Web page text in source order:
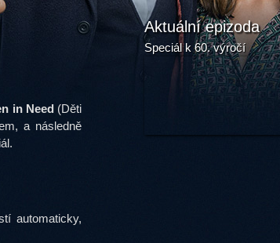
in Need(Děti
a následně
automaticky,
Aktuální epizoda
Speciál k 60. výročí